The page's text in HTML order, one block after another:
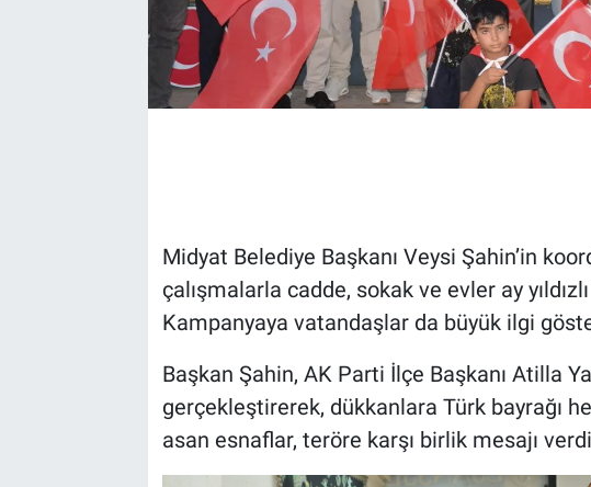
Midyat Belediye Başkanı Veysi Şahin’in
çalışmalarla cadde, sokak ve evler ay
Kampanyaya vatandaşlar da büyük ilgi
Başkan Şahin, AK Parti İlçe Başkanı Atilla
gerçekleştirerek, dükkanlara Türk bayrağı
asan esnaflar, teröre karşı birlik mesajı